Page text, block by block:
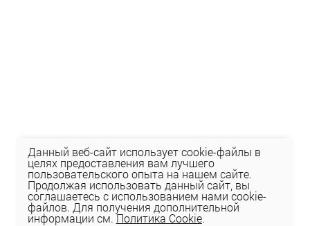
Данный веб-сайт использует cookie-файлы в
целях предоставления вам лучшего
пользовательского опыта на нашем сайте.
Продолжая использовать данный сайт, вы
соглашаетесь с использованием нами cookie-
файлов. Для получения дополнительной
информации см.Политика Cookie.